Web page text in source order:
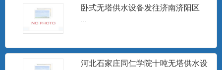
高频电子水处理器
高频电子水处理仪是一种采用物理方法进
卧式无塔供水设备发往济南济阳区
...
河北石家庄同仁学院十吨无塔供水设